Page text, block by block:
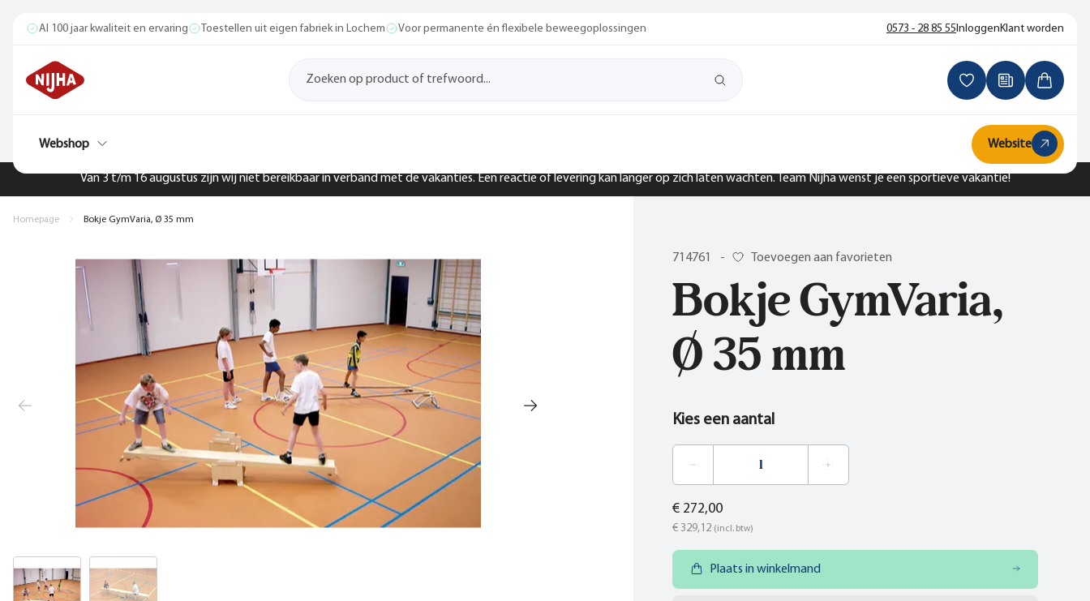
Van 3 t/m 16 augustus zijn wij niet bereikbaar in verband met de vakanties. Een reactie of levering kan langer op zich laten wachten. Team Nijha wenst je een sportieve vakantie!
Al 100 jaar kwaliteit en ervaring Toestellen uit eigen fabriek in Lochem Voor permanente én flexibele beweegoplossingen 0573 - 28 85 55InloggenKlant worden
Webshop Website
714761 - Toevoegen aan favorieten
Bokje GymVaria,
Ø 35 mm
Kies een aantal
€ 272,00
€ 329,12 (incl. btw)
Plaats in winkelmand
Homepage Bokje GymVaria, Ø 35 mm